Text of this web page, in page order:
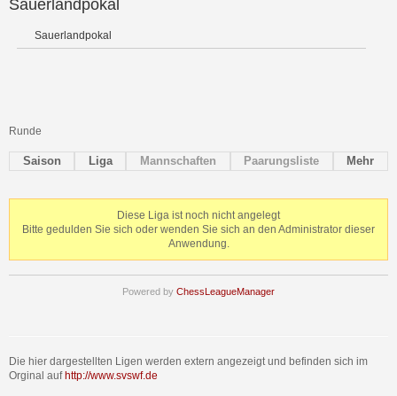
Sauerlandpokal
Sauerlandpokal
Runde
Saison Liga Mannschaften Paarungsliste Mehr
Diese Liga ist noch nicht angelegt
Bitte gedulden Sie sich oder wenden Sie sich an den Administrator dieser
Anwendung.
Powered by ChessLeagueManager
Die hier dargestellten Ligen werden extern angezeigt und befinden sich im
Orginal auf http://www.svswf.de